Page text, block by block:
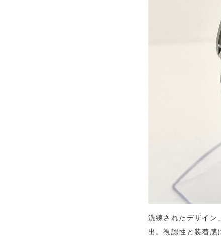
洗練されたデザイン
出。視認性と装着感